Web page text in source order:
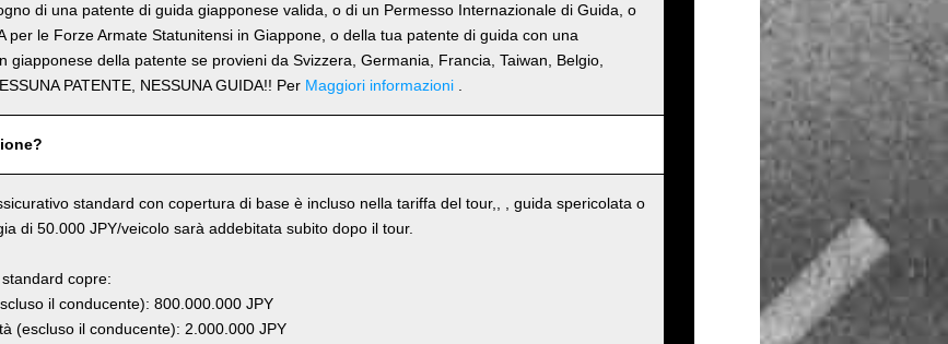
di una patente di guida giapponese valida, o di un Permesso Internazionale di Guida, o
per le Forze Armate Statunitensi in Giappone, o della tua patente di guida con una
giapponese della patente se provieni da Svizzera, Germania, Francia, Taiwan, Belgio,
PATENTE, NESSUNA GUIDA!! Per Maggiori informazioni
standard con copertura di base è incluso nella tariffa del tour,, , guida spericolata o
di 50.000 JPY/veicolo sarà addebitata subito dopo il tour.
copre:
il conducente): 800.000.000 JPY
(escluso il conducente): 2.000.000 JPY